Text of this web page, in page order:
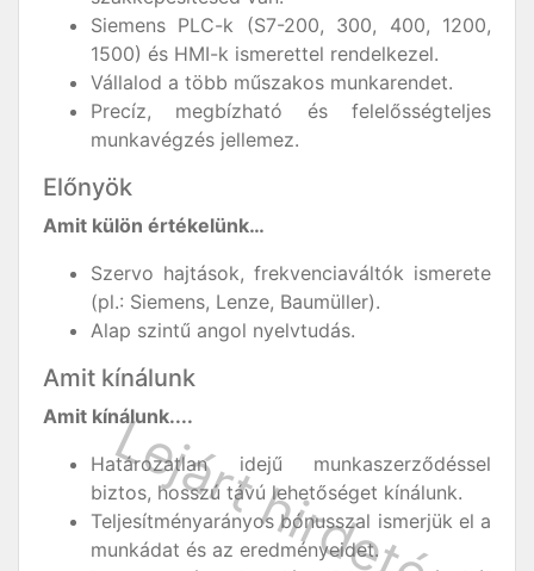
Siemens PLC-k (S7-200, 300, 400, 1200,
1500) és HMI-k ismerettel rendelkezel.
Vállalod a több műszakos munkarendet.
Precíz, megbízható és felelősségteljes
munkavégzés jellemez.
Előnyök
Amit külön értékelünk…
Szervo hajtások, frekvenciaváltók ismerete
(pl.: Siemens, Lenze, Baumüller).
Alap szintű angol nyelvtudás.
Amit kínálunk
Amit kínálunk....
Határozatlan idejű munkaszerződéssel
biztos, hosszú távú lehetőséget kínálunk.
Teljesítményarányos bónusszal ismerjük el a
munkádat és az eredményeidet.